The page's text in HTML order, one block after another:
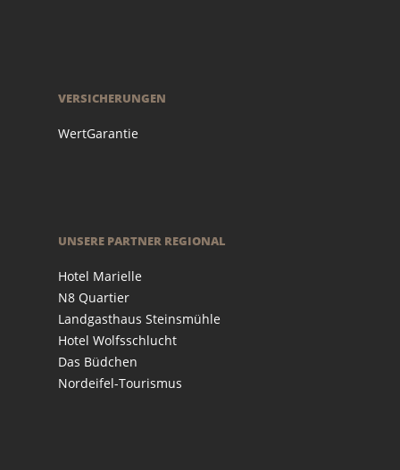
VERSICHERUNGEN
WertGarantie
UNSERE PARTNER REGIONAL
Hotel Marielle
N8 Quartier
Landgasthaus Steinsmühle
Hotel Wolfsschlucht
Das Büdchen
Nordeifel-Tourismus